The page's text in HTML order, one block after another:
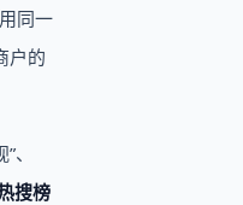
同一
户的
、
搜榜